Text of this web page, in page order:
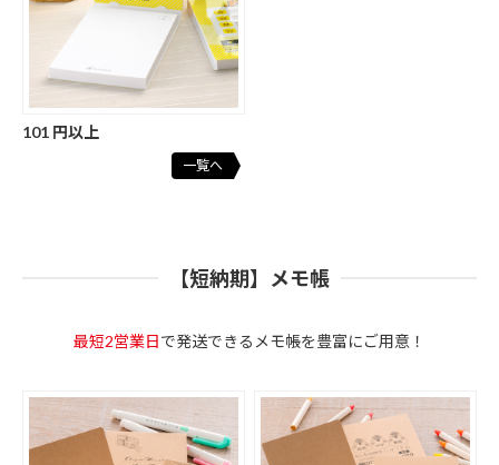
101 円以上
一覧へ
【短納期】メモ帳
最短2営業日で発送できるメモ帳を豊富にご用意！